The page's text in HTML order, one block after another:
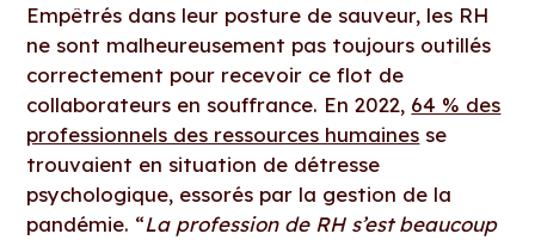
Empêtrés dans leur posture de sauveur, les RH
ne sont malheureusement pas toujours outillés
correctement pour recevoir ce flot de
collaborateurs en souffrance. En 2022, 64 % des
professionnels des ressources humaines se
trouvaient en situation de détresse
psychologique, essorés par la gestion de la
pandémie. “La profession de RH s’est beaucoup